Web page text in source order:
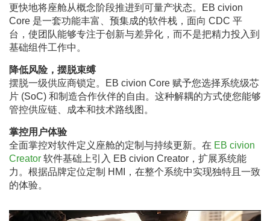
更快地将座舱从概念阶段推进到可量产状态。EB civion
Core 是一套功能丰富、预集成的软件栈，面向 CDC 平
台，使团队能够专注于创新与差异化，而不是把精力投入到
基础组件工作中。
降低风险，摆脱束缚
摆脱一级供应商锁定。EB civion Core 赋予您选择系统级芯
片 (SoC) 和制造合作伙伴的自由。这种解耦的方式使您能够
管控供应链、成本和技术路线图。
掌控用户体验
全面掌控对软件定义座舱的定制与持续更新。在 EB civion
Creator 软件基础上引入 EB civion Creator，扩展系统能
力。根据品牌定位定制 HMI，在整个系统中实现独特且一致
的体验。